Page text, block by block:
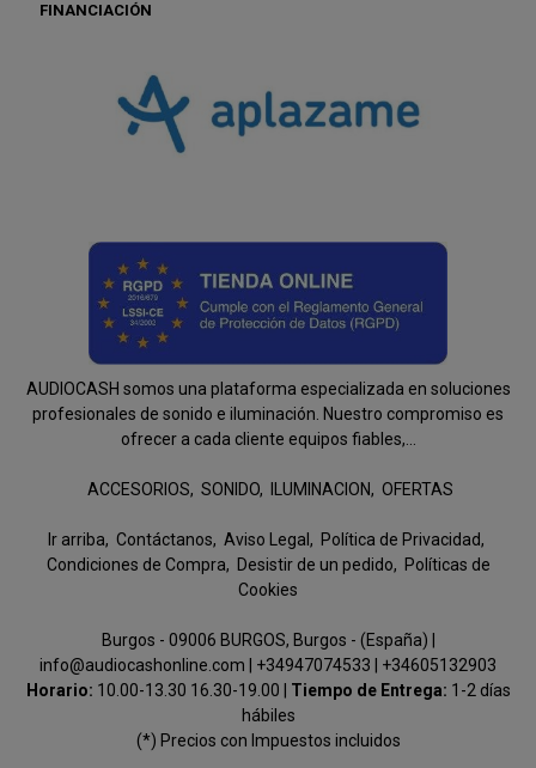
FINANCIACIÓN
AUDIOCASH somos una plataforma especializada en soluciones
profesionales de sonido e iluminación. Nuestro compromiso es
ofrecer a cada cliente equipos fiables,...
ACCESORIOS SONIDO ILUMINACION OFERTAS
Ir arriba Contáctanos Aviso Legal
Política de Privacidad
Condiciones de Compra
Desistir de un pedido
Políticas de
Cookies
Burgos - 09006 BURGOS, Burgos - (España) |
info@audiocashonline.com | +34947074533
+34605132903
Horario: 10.00-13.30 16.30-19.00 | Tiempo de Entrega: 1-2 días
hábiles
(*) Precios con Impuestos incluidos